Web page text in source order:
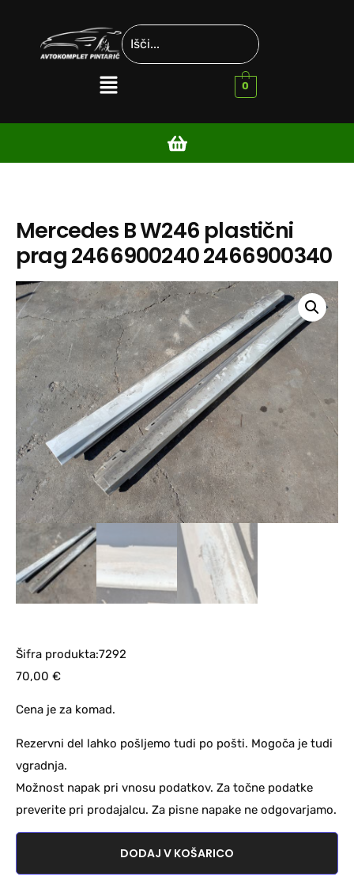
0
Mercedes B W246 plastični
prag 2466900240 2466900340
Šifra produkta:7292
70,00 €
Cena je za komad.
Rezervni del lahko pošljemo tudi po pošti. Mogoča je tudi
vgradnja.
Možnost napak pri vnosu podatkov. Za točne podatke
preverite pri prodajalcu. Za pisne napake ne odgovarjamo.
DODAJ V KOŠARICO